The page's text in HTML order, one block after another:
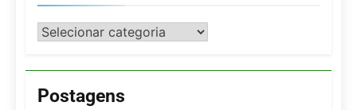
Categorias
Postagens